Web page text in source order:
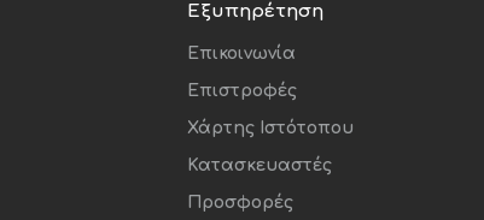
Εξυπηρέτηση
Επικοινωνία
Επιστροφές
Χάρτης Ιστότοπου
Κατασκευαστές
Προσφορές